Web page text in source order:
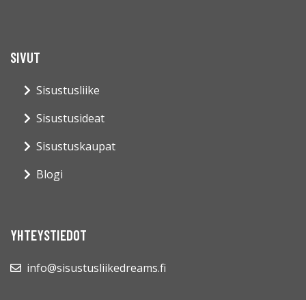
SIVUT
Sisustusliike
Sisustusideat
Sisustuskaupat
Blogi
YHTEYSTIEDOT
info@sisustusliikedreams.fi